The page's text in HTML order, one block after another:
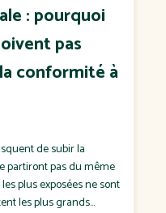
: pourquoi
pas
conformité à
de subir la
partiront pas du même
plus exposées ne sont
les plus grands